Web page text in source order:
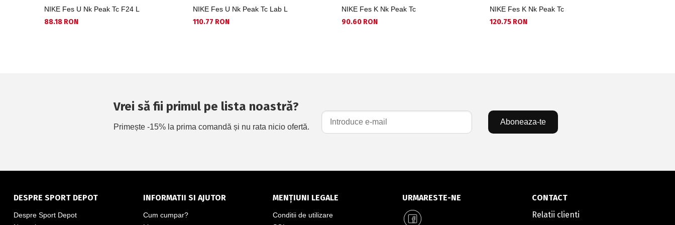
NIKE Fes U Nk Peak Tc F24 L
88.18 RON
NIKE Fes U Nk Peak Tc Lab L
110.77 RON
NIKE Fes K Nk Peak Tc
90.60 RON
NIKE Fes K Nk Peak Tc
120.75 RON
Vrei să fii primul pe lista noastră?
Primește -15% la prima comandă și nu rata nicio ofertă.
Aboneaza-te
DESPRE SPORT DEPOT
Despre Sport Depot
INFORMATII SI AJUTOR
Cum cumpar?
MENȚIUNI LEGALE
Conditii de utilizare
URMARESTE-NE
CONTACT
Relatii clienti